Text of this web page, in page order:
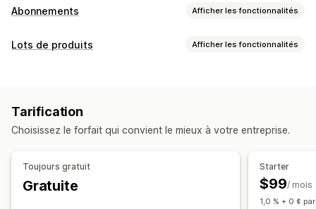
Abonnements Afficher les fonctionnalités
Types d’abonnement
Lots de produits
Abonnements personnalisés
Tarification que vous pouvez définir
Paiements récurrents
Freemium
Lots de produits Afficher les fonctionnalités
Boîtes mystère
Tarification
Choisissez le forfait qui convient le mieux à votre entreprise.
Toujours gratuit
Gratuite
Starter
$99/ mois
1,0 % + 0 ¢